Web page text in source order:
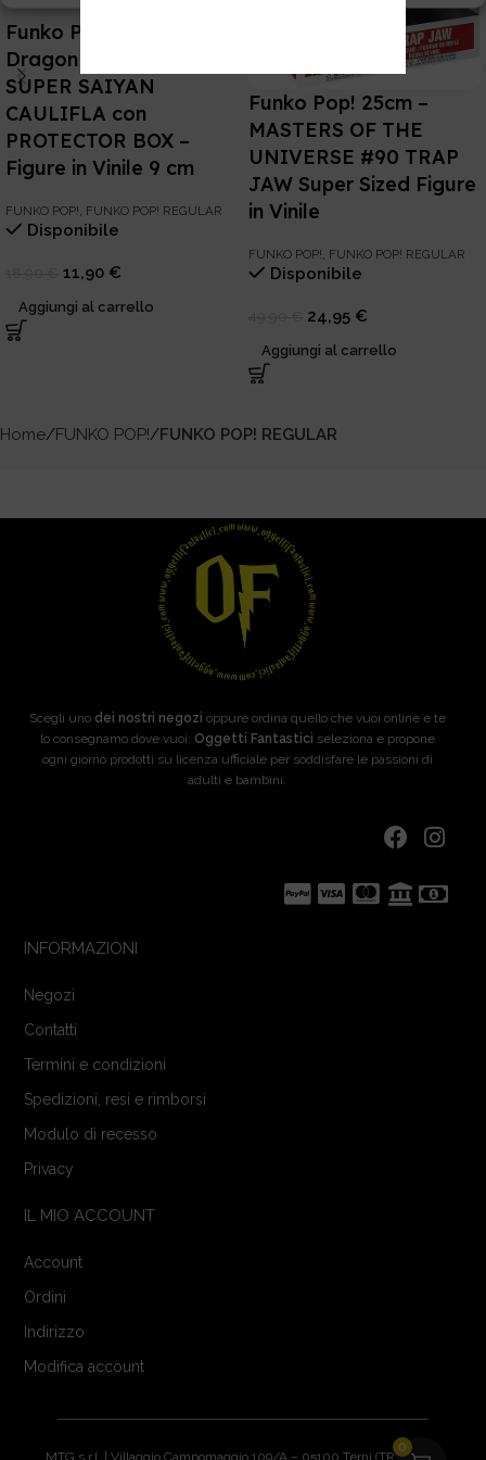
Funko POP! Animation –
Dragon Ball Super #816
SUPER SAIYAN
CAULIFLA con
PROTECTOR BOX –
Figure in Vinile 9 cm
FUNKO POP! FUNKO POP! REGULAR
Disponibile
11,90 €
Aggiungi al carrello
Funko Pop! 25cm –
MASTERS OF THE
UNIVERSE #90 TRAP
JAW Super Sized Figure
in Vinile
FUNKO POP!, FUNKO POP! REGULAR
Disponibile
24,95 €
Aggiungi al carrello
Home FUNKO POP! FUNKO POP! REGULAR
Scegli uno dei nostri negozi oppure ordina quello che vuoi online e te
lo consegnamo dove vuoi: Oggetti Fantastici seleziona e propone
ogni giorno prodotti su licenza ufficiale per soddisfare le passioni di
adulti e bambini.
INFORMAZIONI
Negozi
Contatti
Termini e condizioni
Spedizioni, resi e rimborsi
Modulo di recesso
Privacy
IL MIO ACCOUNT
Account
Ordini
Indirizzo
Modifica account
MTG s.r.l. | Villaggio Campomaggio 109/A – 05100 Terni (TR) | P.IVA:
0